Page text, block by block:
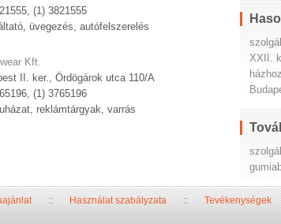
(1) 3821555
üvegezés, autófelszerelés
Kft.
II. ker., Ördögárok utca 110/A
(1) 3765196
reklámtárgyak, varrás
XXII.
::Használat szabályzata::Tevékenységek